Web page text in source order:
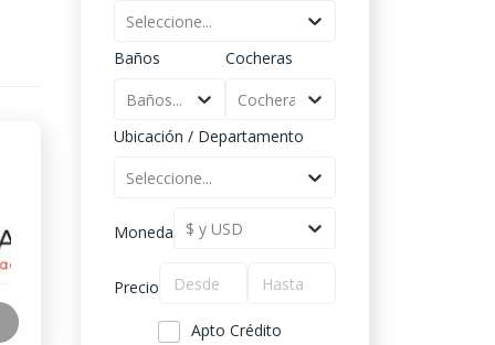
Seleccione...
Baños
Baños...
Cocheras
Cocheras...
Ubicación / Departamento
Seleccione...
Moneda $ y USD
Precio
Apto Crédito